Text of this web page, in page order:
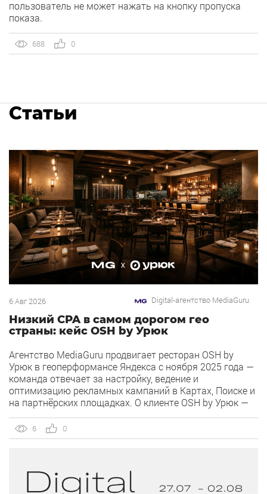
пользователь не может нажать на кнопку пропуска
показа.
688 0
Статьи
6 Авг 2026 Digital-агентство MediaGuru
Низкий CPA в самом дорогом гео
страны: кейс OSH by Урюк
Агентство MediaGuru продвигает ресторан OSH by
Урюк в геоперформансе Яндекса с ноября 2025 года —
команда отвечает за настройку, ведение и
оптимизацию рекламных кампаний в Картах, Поиске и
на партнёрских площадках. О клиенте OSH by Урюк —
объединивший концепцию дубайского OSH с сетью
«Урюк». Концепт строится […]
6 0